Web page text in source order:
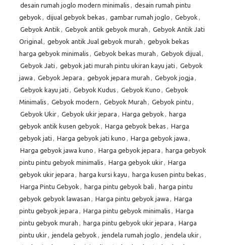
desain rumah joglo modern minimalis , desain rumah pintu
gebyok , dijual gebyok bekas , gambar rumah joglo , Gebyok ,
Gebyok Antik , Gebyok antik gebyok murah , Gebyok Antik Jati
Original, gebyok antik Jual gebyok murah , gebyok bekas
harga gebyok minimalis , Gebyok bekas murah , Gebyok dijual,
Gebyok Jati , gebyok jati murah pintu ukiran kayu jati , Gebyok
jawa , Gebyok Jepara , gebyok jepara murah , Gebyok jogja ,
Gebyok kayu jati , Gebyok Kudus , Gebyok Kuno , Gebyok
Minimalis , Gebyok modern , Gebyok Murah , Gebyok pintu ,
Gebyok Ukir, Gebyok ukir jepara , Harga gebyok , harga
gebyok antik kusen gebyok , Harga gebyok bekas , Harga
gebyok jati , Harga gebyok jati kuno , Harga gebyok jawa ,
Harga gebyok jawa kuno , Harga gebyok jepara , harga gebyok
pintu pintu gebyok minimalis , Harga gebyok ukir, Harga
gebyok ukir jepara , harga kursi kayu , harga kusen pintu bekas ,
Harga Pintu Gebyok , harga pintu gebyok bali , harga pintu
gebyok gebyok lawasan , Harga pintu gebyok jawa , Harga
pintu gebyok jepara , Harga pintu gebyok minimalis , Harga
pintu gebyok murah , harga pintu gebyok ukir jepara , Harga
pintu ukir, jendela gebyok , jendela rumah joglo , jendela ukir,